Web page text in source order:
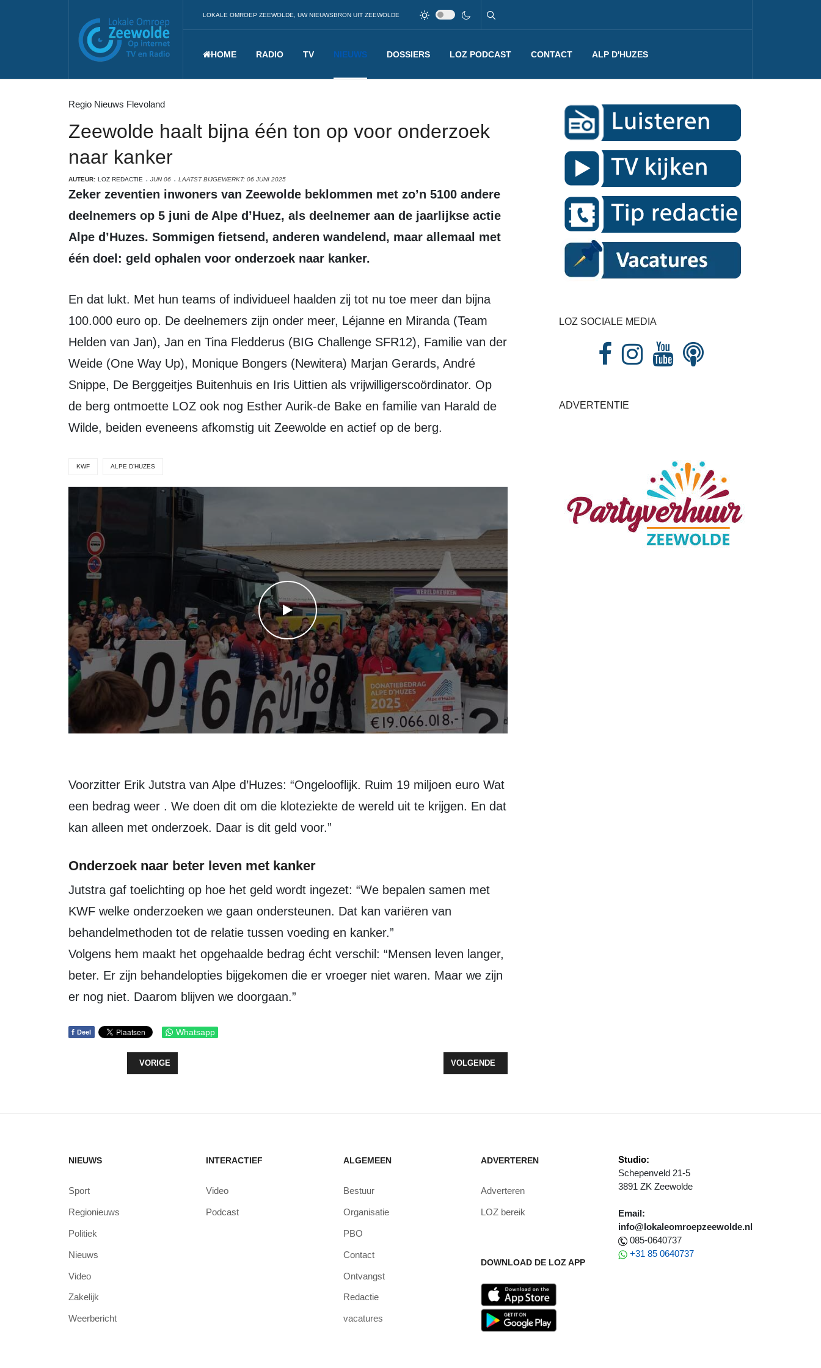
LOKALE OMROEP ZEEWOLDE, UW NIEUWSBRON UIT ZEEWOLDE
HOME RADIO TV NIEUWS DOSSIERS LOZ PODCAST CONTACT ALP D'HUZES
Regio Nieuws Flevoland
Zeewolde haalt bijna één ton op voor onderzoek
naar kanker
AUTEUR: LOZ REDACTIE JUN 06 LAATST BIJGEWERKT: 06 JUNI 2025
Zeker zeventien inwoners van Zeewolde beklommen met zo’n 5100 andere
deelnemers op 5 juni de Alpe d’Huez, als deelnemer aan de jaarlijkse actie
Alpe d’Huzes. Sommigen fietsend, anderen wandelend, maar allemaal met
één doel: geld ophalen voor onderzoek naar kanker.
En dat lukt. Met hun teams of individueel haalden zij tot nu toe meer dan bijna
100.000 euro op. De deelnemers zijn onder meer, Léjanne en Miranda (Team
Helden van Jan), Jan en Tina Fledderus (BIG Challenge SFR12), Familie van der
Weide (One Way Up), Monique Bongers (Newitera) Marjan Gerards, André
Snippe, De Berggeitjes Buitenhuis en Iris Uittien als vrijwilligerscoördinator. Op
de berg ontmoette LOZ ook nog Esther Aurik-de Bake en familie van Harald de
Wilde, beiden eveneens afkomstig uit Zeewolde en actief op de berg.
KWF ALPE D’HUZES
WATCH THE VIDEO
Voorzitter Erik Jutstra van Alpe d’Huzes: “Ongelooflijk. Ruim 19 miljoen euro Wat
een bedrag weer . We doen dit om die kloteziekte de wereld uit te krijgen. En dat
kan alleen met onderzoek. Daar is dit geld voor.”
Onderzoek naar beter leven met kanker
Jutstra gaf toelichting op hoe het geld wordt ingezet: “We bepalen samen met
KWF welke onderzoeken we gaan ondersteunen. Dat kan variëren van
behandelmethoden tot de relatie tussen voeding en kanker.”
Volgens hem maakt het opgehaalde bedrag écht verschil: “Mensen leven langer,
beter. Er zijn behandelopties bijgekomen die er vroeger niet waren. Maar we zijn
er nog niet. Daarom blijven we doorgaan.”
f Deel Whatsapp
VORIG ARTIKEL: WATERSCHAP ZUIDERZEELAND GEEFT FEEST VOOR IEDEREEN, MET EEN SERIEUS TINTJE
VORIGE VOLGENDE ARTIKEL: MARCO VAN GELDER AL 10 JAAR MEDIA-MOTARD BIJ ALPE D’HUZES
VOLGENDE
LOZ SOCIALE MEDIA
ADVERTENTIE
NIEUWS
Sport
Regionieuws
Politiek
Nieuws
Video
Zakelijk
Weerbericht
INTERACTIEF
Video
Podcast
ALGEMEEN
Bestuur
Organisatie
PBO
Contact
Ontvangst
Redactie
vacatures
ADVERTEREN
Adverteren
LOZ bereik
DOWNLOAD DE LOZ APP
Studio:
Schepenveld 21-5
3891 ZK Zeewolde
Email:
info@lokaleomroepzeewolde.nl
085-0640737
+31 85 0640737